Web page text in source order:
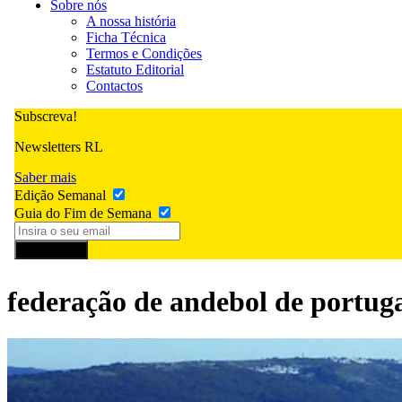
Sobre nós
A nossa história
Ficha Técnica
Termos e Condições
Estatuto Editorial
Contactos
Subscreva!
Newsletters RL
Saber mais
Edição Semanal
Guia do Fim de Semana
federação de andebol de